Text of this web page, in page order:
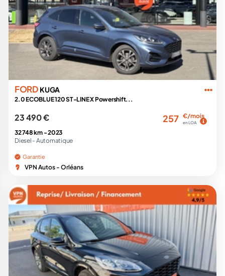
FORD KUGA
2.0 ECOBLUE 120 ST-LINE X Powershift...
23 490 € 257 €/mois
en LOA
32 748 km -2023
Diesel - Automatique
Garantie
VPN Autos - Orléans